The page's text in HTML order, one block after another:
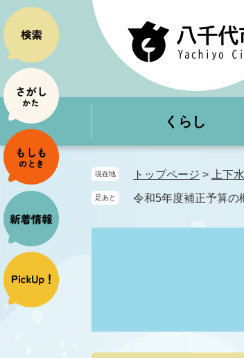
ー
ジ
の
先
頭
で
す
。
ニ
ュ
ー
を
飛
ば
し
て
本
文
くらし
現在地 トップページ > 上下
足あと 令和5年度補正予算の